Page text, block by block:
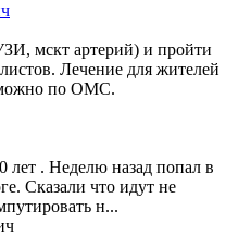
мскт артерий) и пройти
Лечение для жителей
по ОМС.
лет . Неделю назад попал в
Сказали что идут не
н...